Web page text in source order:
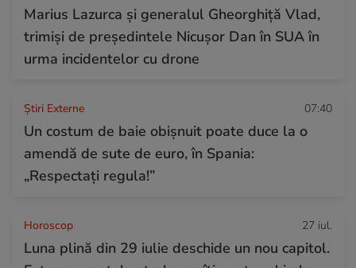
Marius Lazurca și generalul Gheorghiță Vlad,
trimiși de președintele Nicușor Dan în SUA în
urma incidentelor cu drone
Știri Externe 07:40
Un costum de baie obișnuit poate duce la o
amendă de sute de euro, în Spania:
„Respectați regula!”
Horoscop 27 iul.
Luna plină din 29 iulie deschide un nou capitol.